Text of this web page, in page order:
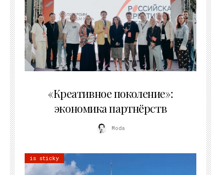
«Креативное поколение»:
экономика партнёрств
Moda
is sticky